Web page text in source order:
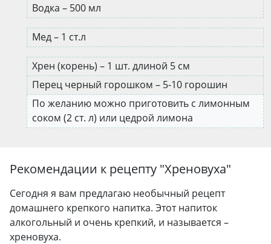
Водка – 500 мл
Мед – 1 ст.л
Хрен (корень) – 1 шт. длиной 5 см
Перец черный горошком – 5-10 горошин
По желанию можно приготовить с лимонным
соком (2 ст. л) или цедрой лимона
Рекомендации к рецепту "Хреновуха"
Сегодня я вам предлагаю необычный рецепт
домашнего крепкого напитка. Этот напиток
алкогольный и очень крепкий, и называется –
хреновуха.